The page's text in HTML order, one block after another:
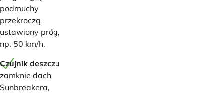
podmuchy
przekroczą
ustawiony próg,
np. 50 km/h.
Czujnik deszczu
zamknie dach
Sunbreakera,